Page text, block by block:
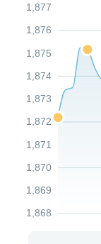
1,868
1,869
1,870
1,871
1,872
1,873
1,874
1,875
1,876
1,877